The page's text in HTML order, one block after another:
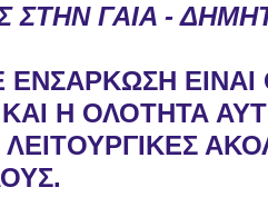
ΣΤΗΝΓΑΙΑ -
ΕΝΣΑΡΚΩΣΗ
Η ΟΛΟΤΗΤΑ